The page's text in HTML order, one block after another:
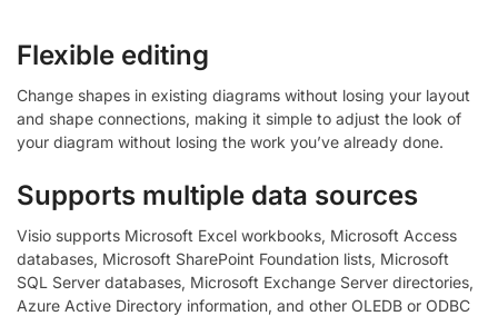
Flexible editing
Change shapes in existing diagrams without losing your layout
and shape connections, making it simple to adjust the look of
your diagram without losing the work you’ve already done.
Supports multiple data sources
Visio supports Microsoft Excel workbooks, Microsoft Access
databases, Microsoft SharePoint Foundation lists, Microsoft
SQL Server databases, Microsoft Exchange Server directories,
Azure Active Directory information, and other OLEDB or ODBC